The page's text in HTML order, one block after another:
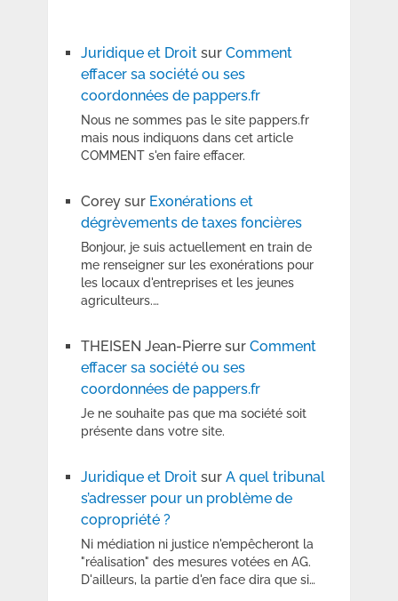
Juridique et Droitsur Comment
effacer sa société ou ses
coordonnées de pappers.fr
Nous ne sommes pas le site pappers.fr
mais nous indiquons dans cet article
COMMENT s'en faire effacer.
Coreysur Exonérations et
dégrèvements de taxes foncières
Bonjour, je suis actuellement en train de
me renseigner sur les exonérations pour
les locaux d'entreprises et les jeunes
agriculteurs.…
THEISEN Jean-Pierresur Comment
effacer sa société ou ses
coordonnées de pappers.fr
Je ne souhaite pas que ma société soit
présente dans votre site.
Juridique et Droitsur A quel tribunal
s’adresser pour un problème de
copropriété ?
Ni médiation ni justice n'empêcheront la
"réalisation" des mesures votées en AG.
D'ailleurs, la partie d'en face dira que si…